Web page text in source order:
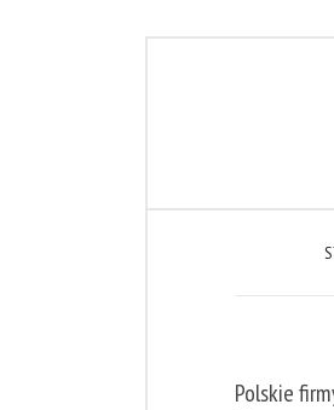
Polskie